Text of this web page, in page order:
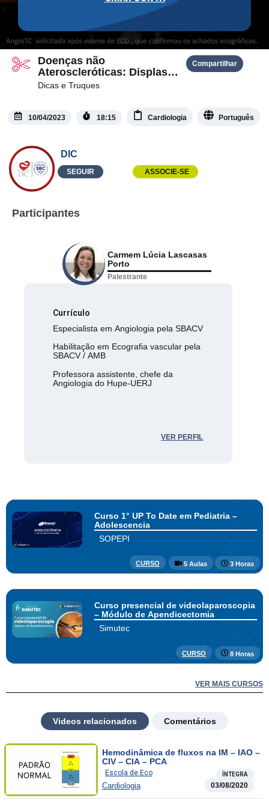
Doenças não
Ateroscleróticas: Displasia
Fibromuscular, Arterite de
Dicas e Truques
Compartilhar
10/04/2023 18:15 Cardiologia Português
DIC
SEGUIR ASSOCIE-SE
Participantes
Carmem Lúcia Lascasas
Porto
Palestrante
Currículo
Especialista em Angiologia pela SBACV
Habilitação em Ecografia vascular pela
SBACV / AMB
Professora assistente, chefe da
Angiologia do Hupe-UERJ
VER PERFIL
Curso 1° UP To Date em Pediatria –
Adolescencia
SOPEPI
CURSO 5 Aulas 3 Horas
Curso presencial de videolaparoscopia
– Módulo de Apendicectomia
Simutec
CURSO 8 Horas
VER MAIS CURSOS
Videos relacionados Comentários
Hemodinâmica de fluxos na IM – IAO –
CIV – CIA – PCA
Escola de Eco ÍNTEGRA
Cardiologia 03/08/2020